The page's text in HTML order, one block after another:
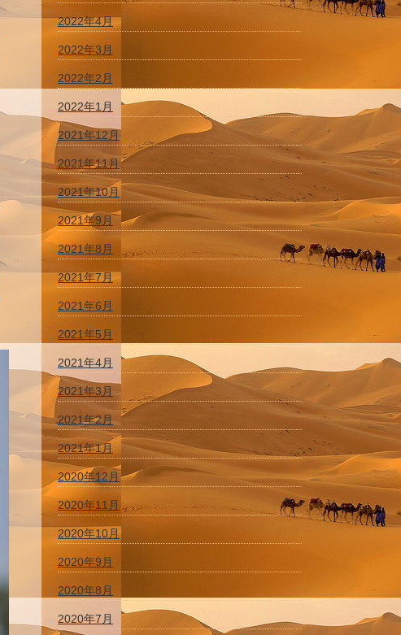
2022年4月
2022年3月
2022年2月
2022年1月
2021年12月
2021年11月
2021年10月
2021年9月
2021年8月
2021年7月
2021年6月
2021年5月
2021年4月
2021年3月
2021年2月
2021年1月
2020年12月
2020年11月
2020年10月
2020年9月
2020年8月
2020年7月